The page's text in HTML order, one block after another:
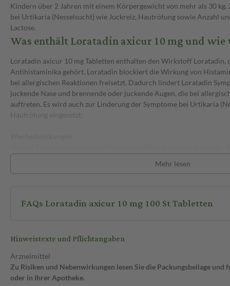
Kindern über 2 Jahren mit einem Körpergewicht von mehr als 30
bei Urtikaria (Nesselsucht) wie Juckreiz, Hautrötung sowie Anzahl
Lactose.
Was enthält Loratadin axicur 10 mg und wie
Loratadin axicur 10 mg Tabletten enthalten den Wirkstoff Loratadin,
Antihistaminika gehört. Loratadin blockiert die Wirkung von
bei allergischen Reaktionen freisetzt. Dadurch lindert Loratadin
juckende Nase und brennende oder juckende Augen, die bei
auftreten. Es wird auch zur Linderung der Symptome bei Urtikaria
Hautrötung eingesetzt.
andere Arzneimittel einnimmst oder kürzlich eingenommen hast.
Wie alle Arzneimittel kann auch Loratadin axicur Nebenwirkungen
Erwachsenen und Kindern über 12 Jahren Schläfrigkeit,
Schlafschwierigkeiten. Bei Kindern von 2 bis 12 Jahren können
Müdigkeit auftreten.
Mehr lesen
FAQs Loratadin axicur 10 mg 100 St Tabletten
Hinweistexte und Pflichtangaben
Arzneimittel
Zu Risiken und Nebenwirkungen lesen Sie die Packungsbeilage
oder in Ihrer Apotheke.